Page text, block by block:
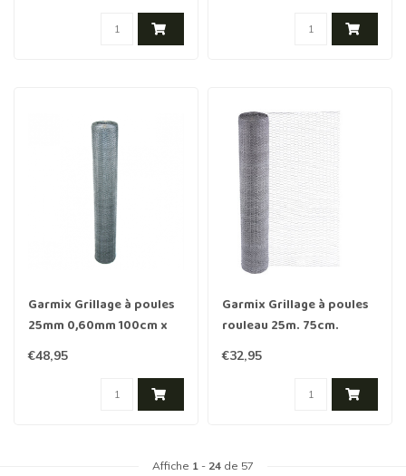
Garmix Grillage à poules
25mm 0,60mm 100cm x
50m galvanisé
€48,95
Garmix Grillage à poules
rouleau 25m. 75cm.
13mm. 0,7mm
€32,95
Affiche 1 - 24 de 57